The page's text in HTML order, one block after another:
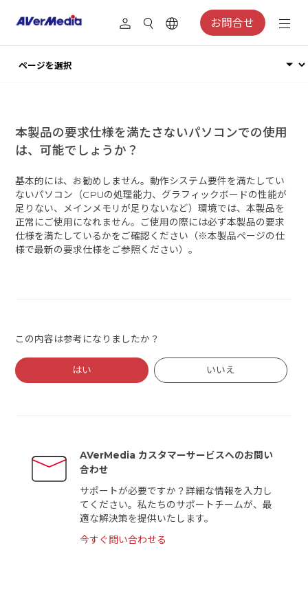
お問合せ
本製品の要求仕様を満たさないパソコンでの使用
は、可能でしょうか？
基本的には、お勧めしません。動作システム要件を満たしてい
ないパソコン（CPUの処理能力、グラフィックボードの性能が
足りない、メインメモリが足りないなど）環境では、本製品を
正常にご使用になれません。ご使用の際には必ず本製品の要求
仕様を満たしているかをご確認ください（※本製品ページの仕
様で最新の要求仕様をご参照ください）。
この内容は参考になりましたか？
はい いいえ
AVerMedia カスタマーサービスへのお問い
合わせ
サポートが必要ですか？詳細な情報を入力し
てください。私たちのサポートチームが、最
適な解決策を提供いたします。
今すぐ問い合わせる